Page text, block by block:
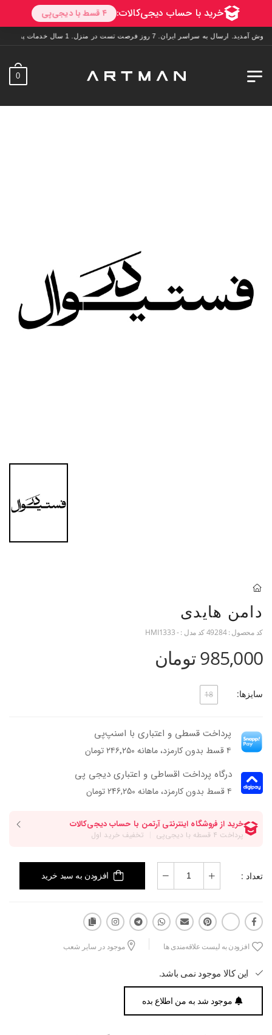
به سراسر ایران. 7 روز فرصت تست در منزل. 1 سال خدمات پس از فروش.
0
دامن هایدی
کد محصول :49284کد مدل :- HMI1333
985,000 تومان
سایزها: 18
پرداخت قسطی و اعتباری با اسنپ‌پی
۴ قسط بدون کارمزد، ماهانه ۲۴۶٬۲۵۰ تومان
درگاه پرداخت اقساطی و اعتباری دیجی پی
۴ قسط بدون کارمزد، ماهانه 246,250 تومان
تعداد : افزودن به سبد خرید
افزودن به لیست علاقه‌مندی ها موجود در سایر شعب
این کالا موجود نمی باشد.
موجود شد به من اطلاع بده